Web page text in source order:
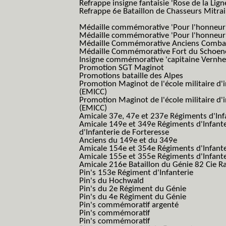
Refrappe insigne fantaisie 'Rose de la
Refrappe 6e Bataillon de Chasseurs
Médaille commémorative 'Pour
Médaille commémorative 'Pour
Médaille Commémorative Anciens
Médaille Commémorative Fort du
Insigne commémorative 'capitaine
Promotion SGT Maginot
Promotions bataille des Alpes
Promotion Maginot de l'école militaire
(EMICC)
Promotion Maginot de l'école militaire
(EMICC)
Amicale 37e, 47e et 237e Régiments
Amicale 149e et 349e Régiments
d'Infanterie de Forteresse
Anciens du 149e et du 349e
Amicale 154e et 354e Régiments
Amicale 155e et 355e Régiments
Amicale 216e Bataillon du Génie 82 Cie
Pin's 153e Régiment d'Infanterie
Pin's du Hochwald
Pin's du 2e Régiment du Génie
Pin's du 4e Régiment du Génie
Pin's commémoratif argenté
Pin's commémoratif
Pin's commémoratif